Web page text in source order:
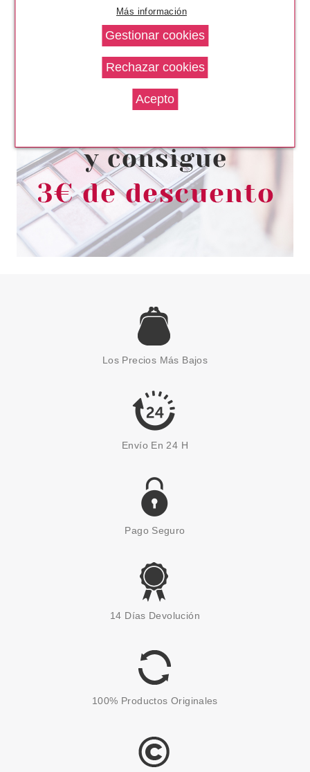
ESSENCE
ESSENCE JUICY BOMB PARTY
CASSIS CRUSH
Pvr 3.19€
desde
ESSENCE
ESSENCE FEELIN' COMFY DUO
DE COLORETES EN BÁLSAMO
3.9 GR
3.25€
ESSENCE
ESSENCE MIX & MATCH YOUR
LOOK PALETTE
4.50€
Los Precios Más Bajos
Envío En 24 H
Pago Seguro
14 Días Devolución
100% Productos Originales
Más información